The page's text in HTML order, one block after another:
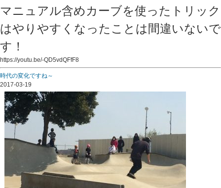
マニュアル含めカーブを使ったトリック
はやりやすくなったことは間違いないで
す！
https://youtu.be/-QD5vdQFfF8
時代の変化ですね～
2017-03-19